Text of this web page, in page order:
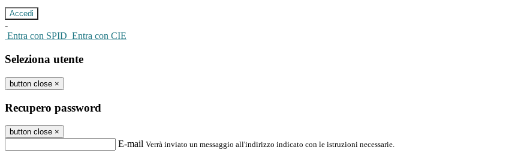
-
Entra con SPID Entra con CIE
Seleziona utente
button close ×
Recupero password
button close ×
E-mail Verrà inviato un messaggio all'indirizzo indicato con le istruzioni necessarie.